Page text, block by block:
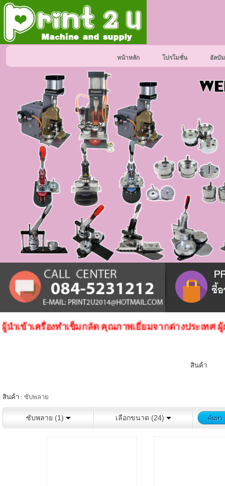
หน้าหลัก โปรโมชั่น อัลบั
าเครื่องทําเข็มกลัด คุณภาพเยี่ยมจากต่างประเทศ ผู้ผ
สินค้า
สินค้า : ซับพลาย
ซับพลาย (1) เลือกขนาด (24)